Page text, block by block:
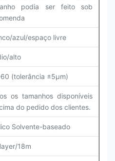
podia ser feito sob
azul/espaço livre
alto
(tolerância ±5μm)
os tamanhos disponíveis
do pedido dos clientes.
Solvente-baseado
18m